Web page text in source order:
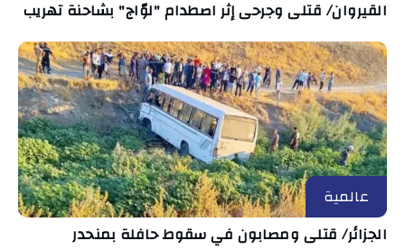
القيروان/ قتلى وجرحى إثر اصطدام "لوّاج" بشاحنة تهريب
عالمية
الجزائر/ قتلى ومصابون في سقوط حافلة بمنحدر